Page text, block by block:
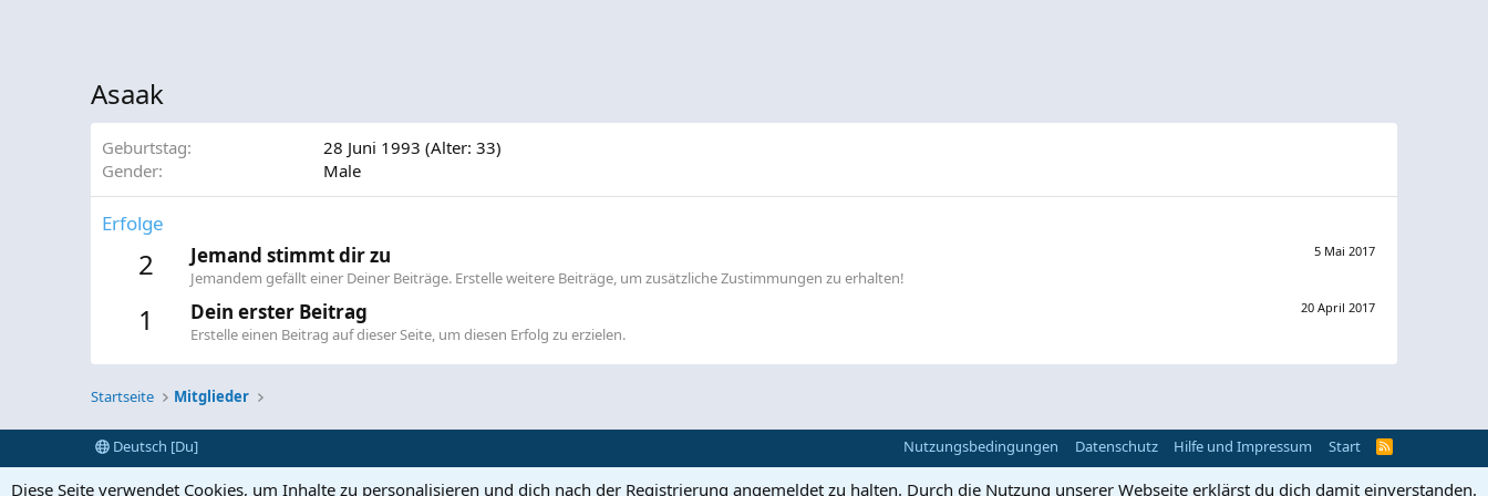
Asaak
Geburtstag
28 Juni 1993 (Alter: 33)
Gender
Male
Erfolge
2 5 Mai 2017
Jemand stimmt dir zu
Jemandem gefällt einer Deiner Beiträge. Erstelle weitere Beiträge, um zusätzliche Zustimmungen zu erhalten!
1 20 April 2017
Dein erster Beitrag
Erstelle einen Beitrag auf dieser Seite, um diesen Erfolg zu erzielen.
Startseite Mitglieder
Deutsch [Du] Nutzungsbedingungen Datenschutz Hilfe und Impressum Start
R
Diese Seite verwendet Cookies, um Inhalte zu personalisieren und dich nach der Registrierung angemeldet zu halten. Durch die Nutzung unserer Webseite erklärst du dich damit einverstanden.